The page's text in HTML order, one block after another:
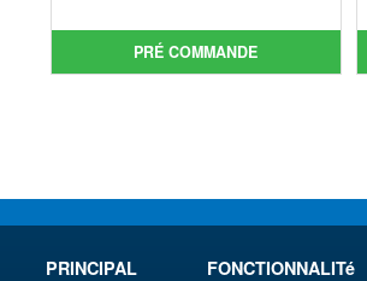
initial
était :
prix
actuel
PRÉ COMMANDE
PRINCIPAL
FONCTIONNALITé